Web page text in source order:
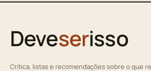
Deveserisso
Crítica, listas e recomendações sobre o que